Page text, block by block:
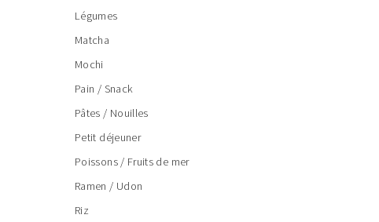
Légumes
Matcha
Mochi
Pain / Snack
Pâtes / Nouilles
Petit déjeuner
Poissons / Fruits de mer
Ramen / Udon
Riz